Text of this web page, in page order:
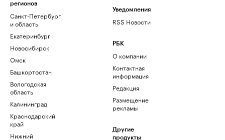
регионов
Санкт-Петербург
и область
Екатеринбург
Новосибирск
Омск
Башкортостан
Вологодская
область
Калининград
Краснодарский
край
Нижний
Уведомления
RSS Новости
РБК
О компании
Контактная
информация
Редакция
Размещение
рекламы
Другие
продукты